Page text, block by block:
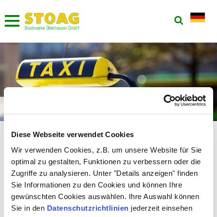
Diese Webseite verwendet Cookies
Wir verwenden Cookies, z.B. um unsere Website für Sie
optimal zu gestalten, Funktionen zu verbessern oder die
Zugriffe zu analysieren. Unter "Details anzeigen" finden
Sie Informationen zu den Cookies und können Ihre
gewünschten Cookies auswählen. Ihre Auswahl können
Sie in den Datenschutzrichtlinien jederzeit einsehen
Der STOAG-Taxi-Ruf-Service
Jederzeit bis vor die Haustür - mit Bus,
Bahn und Taxi
Die Zielhaltestelle ist noch ein ganzes Stück von Ihrer Haustür
entfernt? Eine ausgedehnte Shopping-Tour macht lange Arme?
Nach einer ausgelassenen Feier sind Ihre Füße müde? Sie